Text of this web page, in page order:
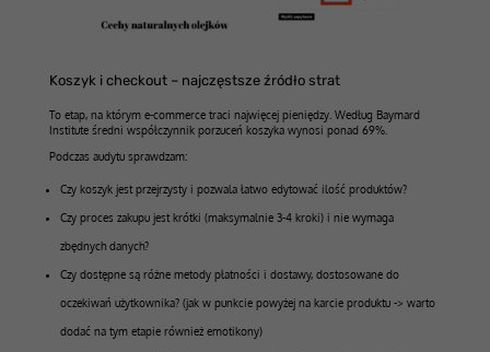
Koszyk i checkout – najczęstsze źródło strat
To etap, na którym e-commerce traci najwięcej pieniędzy. Według Baymard
Institute średni współczynnik porzuceń koszyka wynosi ponad 69%.
Podczas audytu sprawdzam:
Czy koszyk jest przejrzysty i pozwala łatwo edytować ilość produktów?
Czy proces zakupu jest krótki (maksymalnie 3-4 kroki) i nie wymaga
zbędnych danych?
Czy dostępne są różne metody płatności i dostawy, dostosowane do
oczekiwań użytkownika? (jak w punkcie powyżej na karcie produktu -> warto
dodać na tym etapie również emotikony)